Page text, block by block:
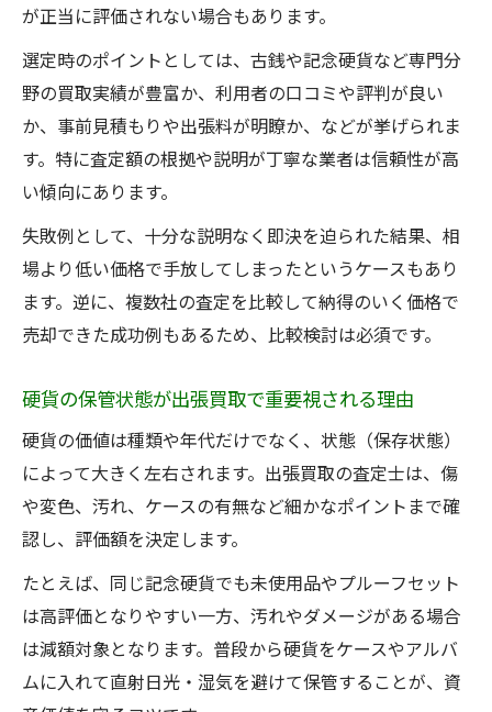
が正当に評価されない場合もあります。
選定時のポイントとしては、古銭や記念硬貨など専門分
野の買取実績が豊富か、利用者の口コミや評判が良い
か、事前見積もりや出張料が明瞭か、などが挙げられま
す。特に査定額の根拠や説明が丁寧な業者は信頼性が高
い傾向にあります。
失敗例として、十分な説明なく即決を迫られた結果、相
場より低い価格で手放してしまったというケースもあり
ます。逆に、複数社の査定を比較して納得のいく価格で
売却できた成功例もあるため、比較検討は必須です。
硬貨の保管状態が出張買取で重要視される理由
硬貨の価値は種類や年代だけでなく、状態（保存状態）
によって大きく左右されます。出張買取の査定士は、傷
や変色、汚れ、ケースの有無など細かなポイントまで確
認し、評価額を決定します。
たとえば、同じ記念硬貨でも未使用品やプルーフセット
は高評価となりやすい一方、汚れやダメージがある場合
は減額対象となります。普段から硬貨をケースやアルバ
ムに入れて直射日光・湿気を避けて保管することが、資